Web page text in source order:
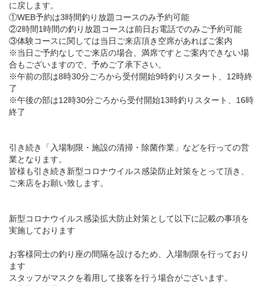
に戻します。
①WEB予約は3時間釣り放題コースのみ予約可能
②2時間1時間の釣り放題コースは前日お電話でのみご予約可能
③体験コースに関しては当日ご来店頂き空席があればご案内
※当日ご予約なしでご来店の場合、満席ですとご案内できない場
合もございますので、予めご了承下さい。
※午前の部は8時30分ごろから受付開始9時釣りスタート、12時終
了
※午後の部は12時30分ごろから受付開始13時釣りスタート、16時
終了
引き続き「入場制限・施設の清掃・除菌作業」などを行っての営
業となります。
皆様も引き続き新型コロナウイルス感染防止対策をとって頂き、
ご来店をお願い致します。
新型コロナウイルス感染拡大防止対策として以下に記載の事項を
実施しております
お客様同士の釣り座の間隔を設けるため、
入場制限を行っており
ます
スタッフがマスクを着用して接客を行う場合がございます。